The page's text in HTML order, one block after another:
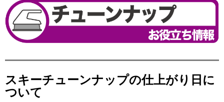
スキーチューンナップの仕上がり日に
ついて